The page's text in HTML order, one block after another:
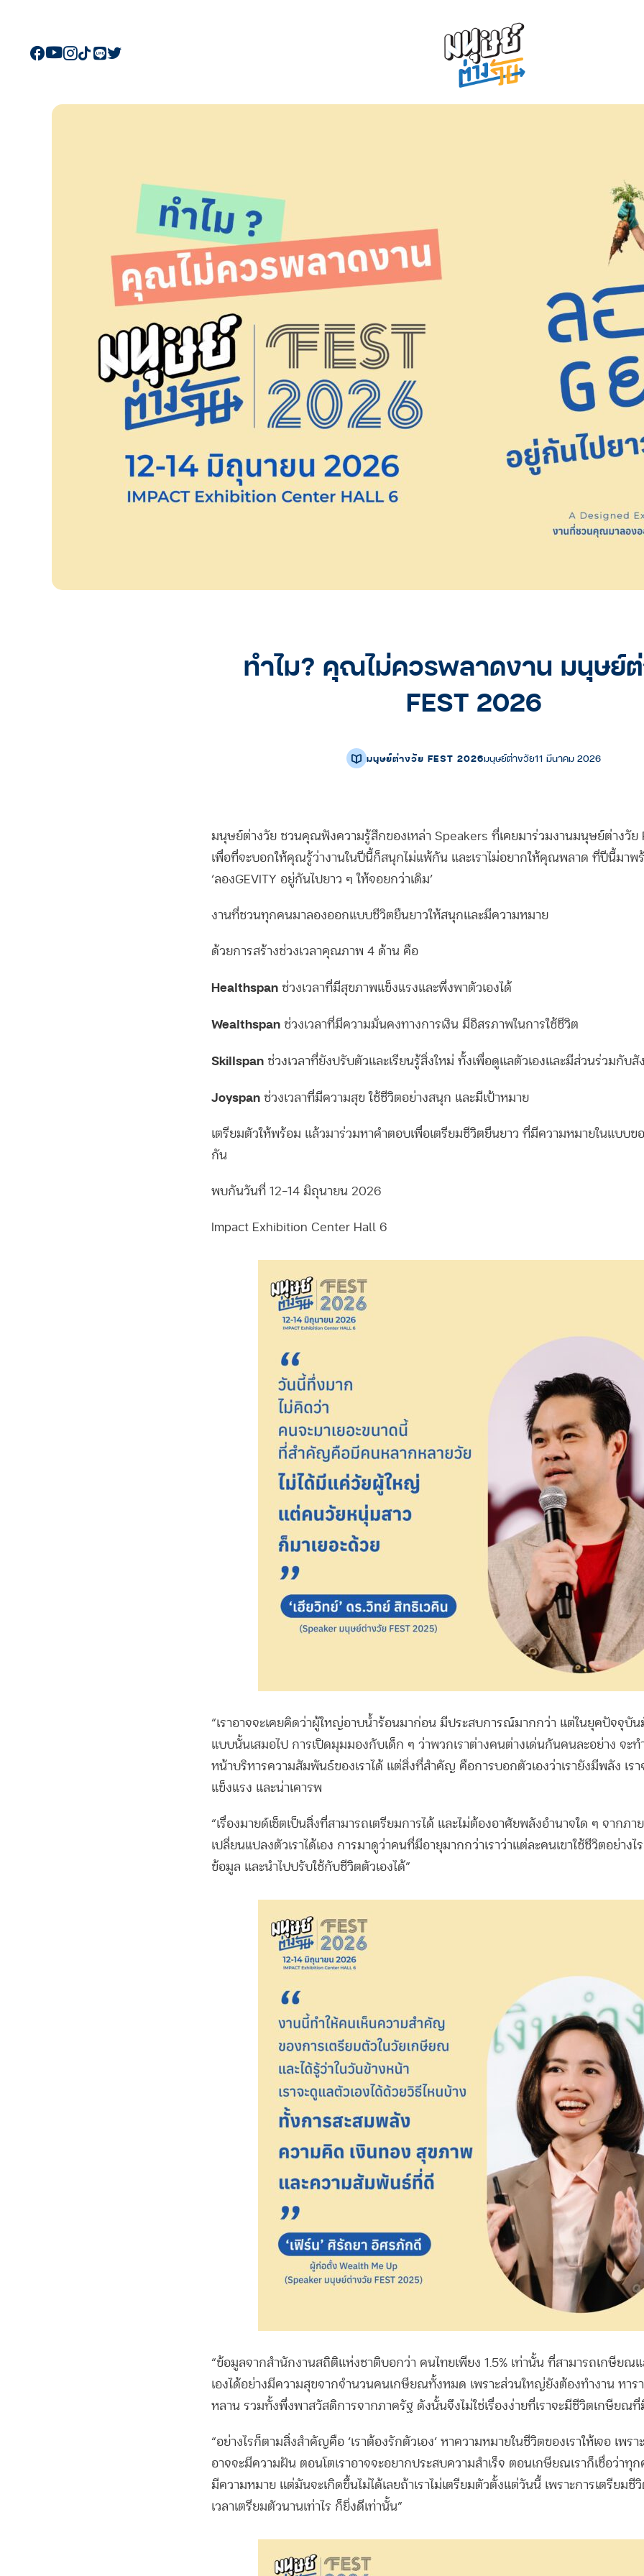
ทำไม? คุณไม่ควรพลาดงาน มนุษย์
FEST 2026
มนุษย์ต่างวัย FEST 2026มนุษย์ต่างวัย11 มีนาคม 2026
มนุษย์ต่างวัย ชวนคุณฟังความรู้สึกของเหล่า Speakers ที่เคยมาร่วมงานมนุษย์ต่างวัย
เพื่อที่จะบอกให้คุณรู้ว่างานในปีนี้ก็สนุกไม่แพ้กัน และเราไม่อยากให้คุณพลาด ที่ปีนี้มา
‘ลองGEVITY อยู่กันไปยาว ๆ ให้จอยกว่าเดิม’
งานที่ชวนทุกคนมาลองออกแบบชีวิตยืนยาวให้สนุกและมีความหมาย
ด้วยการสร้างช่วงเวลาคุณภาพ 4 ด้าน คือ
Healthspan ช่วงเวลาที่มีสุขภาพแข็งแรงและพึ่งพาตัวเองได้
Wealthspan ช่วงเวลาที่มีความมั่นคงทางการเงิน มีอิสรภาพในการใช้ชีวิต
Skillspan ช่วงเวลาที่ยังปรับตัวและเรียนรู้สิ่งใหม่ ทั้งเพื่อดูแลตัวเองและมีส่วนร่วมกับสั
Joyspan ช่วงเวลาที่มีความสุข ใช้ชีวิตอย่างสนุก และมีเป้าหมาย
เตรียมตัวให้พร้อม แล้วมาร่วมหาคำตอบเพื่อเตรียมชีวิตยืนยาว ที่มีความหมายในแบบข
กัน
พบกันวันที่ 12-14 มิถุนายน 2026
Impact Exhibition Center Hall 6
“เราอาจจะเคยคิดว่าผู้ใหญ่อาบน้ำร้อนมาก่อน มีประสบการณ์มากกว่า แต่ในยุคปัจจุบัน
แบบนั้นเสมอไป การเปิดมุมมองกับเด็ก ๆ ว่าพวกเราต่างคนต่างเด่นกันคนละอย่าง จะทำ
หน้าบริหารความสัมพันธ์ของเราได้ แต่สิ่งที่สำคัญ คือการบอกตัวเองว่าเรายังมีพลัง เร
แข็งแรง และน่าเคารพ
“เรื่องมายด์เซ็ตเป็นสิ่งที่สามารถเตรียมการได้ และไม่ต้องอาศัยพลังอำนาจใด ๆ จากภา
เปลี่ยนแปลงตัวเราได้เอง การมาดูว่าคนที่มีอายุมากกว่าเราว่าแต่ละคนเขาใช้ชีวิตอย่างไร
ข้อมูล และนำไปปรับใช้กับชีวิตตัวเองได้”
“ข้อมูลจากสำนักงานสถิติแห่งชาติบอกว่า คนไทยเพียง 1.5% เท่านั้น ที่สามารถเกษียณแ
เองได้อย่างมีความสุขจากจำนวนคนเกษียณทั้งหมด เพราะส่วนใหญ่ยังต้องทำงาน หาร
หลาน รวมทั้งพึ่งพาสวัสดิการจากภาครัฐ ดังนั้นจึงไม่ใช่เรื่องง่ายที่เราจะมีชีวิตเกษียณ
“อย่างไรก็ตามสิ่งสำคัญคือ ‘เราต้องรักตัวเอง’ หาความหมายในชีวิตของเราให้เจอ เพรา
อาจจะมีความฝัน ตอนโตเราอาจจะอยากประสบความสำเร็จ ตอนเกษียณเราก็เชื่อว่าทุ
มีความหมาย แต่มันจะเกิดขึ้นไม่ได้เลยถ้าเราไม่เตรียมตัวตั้งแต่วันนี้ เพราะการเตรียม
เวลาเตรียมตัวนานเท่าไร ก็ยิ่งดีเท่านั้น”